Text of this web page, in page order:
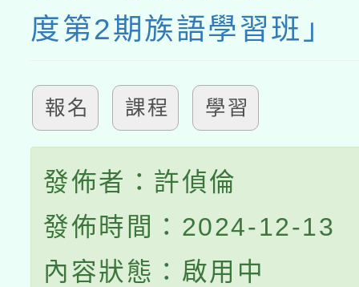
度第2期族語學習班」
報名 課程 學習
發佈者：許偵倫
發佈時間：2024-12-13
內容狀態：啟用中